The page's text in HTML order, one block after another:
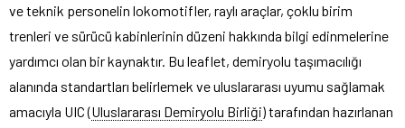
ve teknik personelin lokomotifler, raylı araçlar, çoklu birim
trenleri ve sürücü kabinlerinin düzeni hakkında bilgi edinmelerine
yardımcı olan bir kaynaktır. Bu leaflet, demiryolu taşımacılığı
alanında standartları belirlemek ve uluslararası uyumu sağlamak
amacıyla UIC (Uluslararası Demiryolu Birliği) tarafından hazırlanan